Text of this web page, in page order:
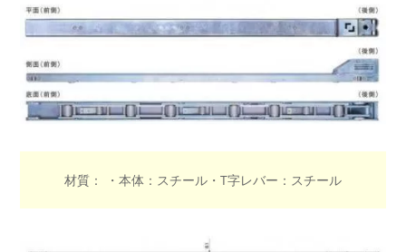
材質： ・本体：スチール・T字レバー：スチール